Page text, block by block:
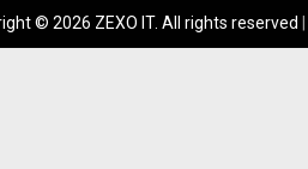
© 2026 ZEXO IT. All rights reserved